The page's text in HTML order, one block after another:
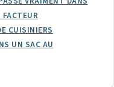
CUISINIERS
UN SAC AU